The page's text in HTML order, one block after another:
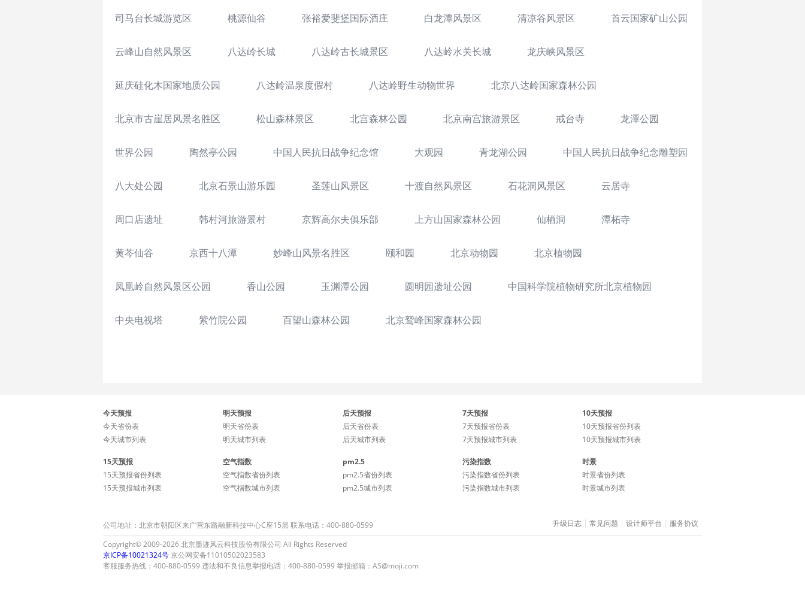
司马台长城游览区 桃源仙谷 张裕爱斐堡国际酒庄 白龙潭风景区 清凉谷风景区 首云国家矿山公园
云峰山自然风景区 八达岭长城 八达岭古长城景区 八达岭水关长城 龙庆峡风景区
延庆硅化木国家地质公园 八达岭温泉度假村 八达岭野生动物世界 北京八达岭国家森林公园
北京市古崖居风景名胜区 松山森林景区 北宫森林公园 北京南宫旅游景区 戒台寺 龙潭公园
世界公园 陶然亭公园 中国人民抗日战争纪念馆 大观园 青龙湖公园 中国人民抗日战争纪念雕塑园
八大处公园 北京石景山游乐园 圣莲山风景区 十渡自然风景区 石花洞风景区 云居寺
周口店遗址 韩村河旅游景村 京辉高尔夫俱乐部 上方山国家森林公园 仙栖洞 潭柘寺
黄芩仙谷 京西十八潭 妙峰山风景名胜区 颐和园 北京动物园 北京植物园
凤凰岭自然风景区公园 香山公园 玉渊潭公园 圆明园遗址公园 中国科学院植物研究所北京植物园
中央电视塔 紫竹院公园 百望山森林公园 北京鹫峰国家森林公园
今天预报
今天省份表
今天城市列表
明天预报
明天省份表
明天城市列表
后天预报
后天省份表
后天城市列表
7天预报
7天预报省份表
7天预报城市列表
10天预报
10天预报省份列表
10天预报城市列表
15天预报
15天预报省份列表
15天预报城市列表
空气指数
空气指数省份列表
空气指数城市列表
pm2.5
pm2.5省份列表
pm2.5城市列表
污染指数
污染指数省份列表
污染指数城市列表
时景
时景省份列表
时景城市列表
公司地址：北京市朝阳区来广营东路融新科技中心C座15层 联系电话：400-880-0599 升级日志 常见问题 设计师平台 服务协议
Copyright© 2009-2026 北京墨迹风云科技股份有限公司 All Rights Reserved
京ICP备10021324号京公网安备11010502023583
客服服务热线：400-880-0599 违法和不良信息举报电话：400-880-0599 举报邮箱：AS@moji.com